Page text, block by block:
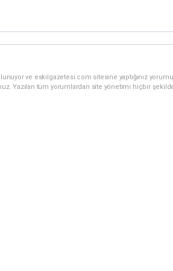
ve eskilgazetesi.com sitesine yaptığınız
Yazılan tüm yorumlardan site yönetimi hiçbir